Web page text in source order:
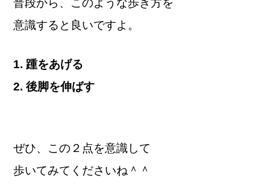
普段から、このような歩き方を
意識すると良いですよ。
1. 踵をあげる
2. 後脚を伸ばす
ぜひ、この２点を意識して
歩いてみてくださいね＾＾